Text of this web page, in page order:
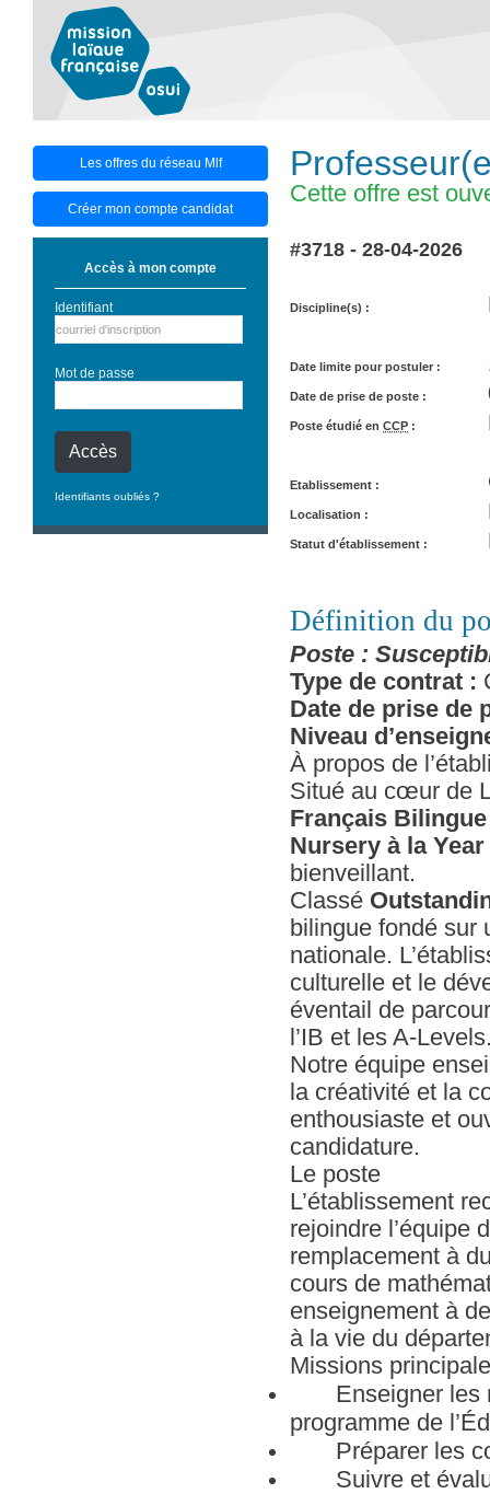
Les offres du réseau Mlf
Créer mon compte candidat
Accès à mon compte
Identifiant
Mot de passe
Identifiants oubliés ?
Cette offre est
#3718 - 28-04-2026
Discipline(s)
Date limite pour postuler
Date de prise de poste
Poste étudié en CCP
Etablissement
Localisation
Statut d'établissement
Définition du
Poste :
Type de contrat :
Date de prise de
Niveau
À propos de
Situé au cœur de
Français
Nursery à la Year
bienveillant.
Classé
bilingue fondé sur
nationale.
culturelle et le
éventail de
l’IB et les A-
Notre équipe
la créativité et la
enthousiaste et
candidature.
Le poste
L’établissement
rejoindre l’équipe
remplacement à
cours de
enseignement à
à la vie du
Missions
Enseigner les
programme de
Préparer les
Suivre et